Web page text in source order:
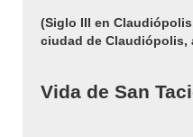
(Siglo III en
ciudad de Claudiópolis,
Vida de San